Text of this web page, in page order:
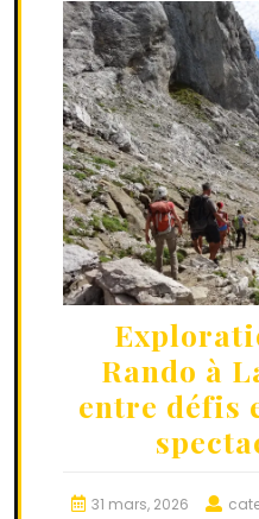
Rando à
entre défis
31 mars, 2026